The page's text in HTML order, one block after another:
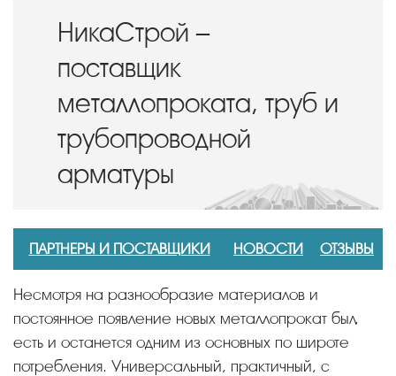
НикаСтрой –
поставщик
металлопроката, труб и
трубопроводной
арматуры
ПАРТНЕРЫ И ПОСТАВЩИКИ НОВОСТИ ОТЗЫВЫ
Несмотря на разнообразие материалов и
постоянное появление новых металлопрокат был,
есть и останется одним из основных по широте
потребления. Универсальный, практичный, с